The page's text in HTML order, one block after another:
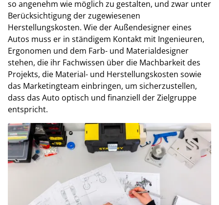
so angenehm wie möglich zu gestalten, und zwar unter
Berücksichtigung der zugewiesenen
Herstellungskosten. Wie der Außendesigner eines
Autos muss er in ständigem Kontakt mit Ingenieuren,
Ergonomen und dem Farb- und Materialdesigner
stehen, die ihr Fachwissen über die Machbarkeit des
Projekts, die Material- und Herstellungskosten sowie
das Marketingteam einbringen, um sicherzustellen,
dass das Auto optisch und finanziell der Zielgruppe
entspricht.